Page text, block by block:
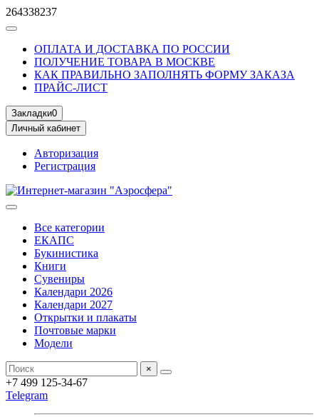
264338237
ОПЛАТА И ДОСТАВКА ПО РОССИИ
ПОЛУЧЕНИЕ ТОВАРА В МОСКВЕ
КАК ПРАВИЛЬНО ЗАПОЛНЯТЬ ФОРМУ ЗАКАЗА
ПРАЙС-ЛИСТ
Закладки0
Личный кабинет
Авторизация
Регистрация
Все категории
ЕКАПС
Букинистика
Книги
Сувениры
Календари 2026
Календари 2027
Открытки и плакаты
Почтовые марки
Модели
×
+7 499 125-34-67
Telegram